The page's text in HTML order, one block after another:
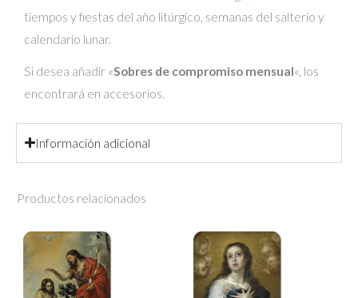
tiempos y fiestas del año litúrgico, semanas del salterio y
calendario lunar.
Si desea añadir «Sobres de compromiso mensual«, los
encontrará en accesorios.
Información adicional
Productos relacionados